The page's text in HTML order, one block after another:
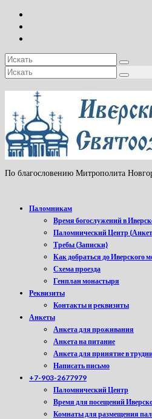
Искать:
Искать:
По благословению Митрополита
Паломникам
Время богослужений в
Паломнический Центр
Требы (Записки)
Как добраться до Иверского
Схема проезда
Генплан монастыря
Реквизиты
Контакты и реквизиты
Анкеты
Анкета для проживания
Анкета на питание
Анкета для принятие в
Написать письмо
+7-903-2677979
Паломнический Центр
Время для посещений
Комнаты для размещения